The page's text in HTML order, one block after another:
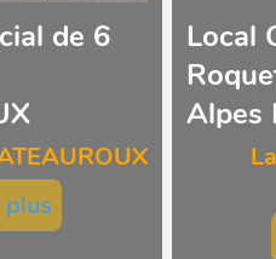
de 6
plus
Local
Alpes